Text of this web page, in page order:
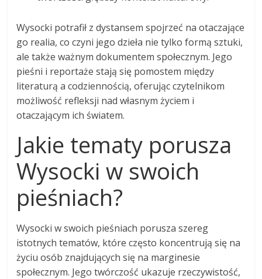
Wysocki potrafił z dystansem spojrzeć na otaczające
go realia, co czyni jego dzieła nie tylko formą sztuki,
ale także ważnym dokumentem społecznym. Jego
pieśni i reportaże stają się pomostem między
literaturą a codziennością, oferując czytelnikom
możliwość refleksji nad własnym życiem i
otaczającym ich światem.
Jakie tematy porusza
Wysocki w swoich
pieśniach?
Wysocki w swoich pieśniach porusza szereg
istotnych tematów, które często koncentrują się na
życiu osób znajdujących się na marginesie
społecznym. Jego twórczość ukazuje rzeczywistość,